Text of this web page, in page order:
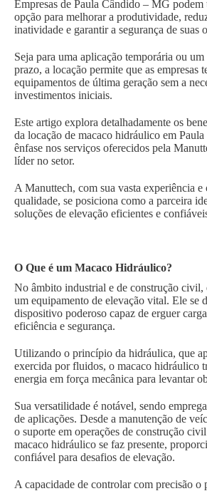
Empresas de Paula Cândido – MG podem
opção para melhorar a produtividade,
inatividade e garantir a segurança de suas
Seja para uma aplicação temporária ou
prazo, a locação permite que as empresas
equipamentos de última geração sem a
investimentos iniciais.
Este artigo explora detalhadamente os
da locação de macaco hidráulico em
ênfase nos serviços oferecidos pela
líder no setor.
A Manuttech, com sua vasta experiência e
qualidade, se posiciona como a parceira
soluções de elevação eficientes e
O Que é um Macaco Hidráulico?
No âmbito industrial e de construção civil,
um equipamento de elevação vital. Ele se
dispositivo poderoso capaz de erguer
eficiência e segurança.
Utilizando o princípio da hidráulica, que
exercida por fluidos, o macaco hidráulico
energia em força mecânica para levantar
Sua versatilidade é notável, sendo
de aplicações. Desde a manutenção de
o suporte em operações de construção
macaco hidráulico se faz presente,
confiável para desafios de elevação.
A capacidade de controlar com precisão o